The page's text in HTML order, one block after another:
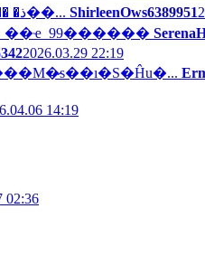
��Polar Bear, Polar Bear, What Do You Hear������汾_���������� ��ѧ��԰�������� �ذ��... ShirleenOws6389951
2026.03.29 22:19
14:19
02:36